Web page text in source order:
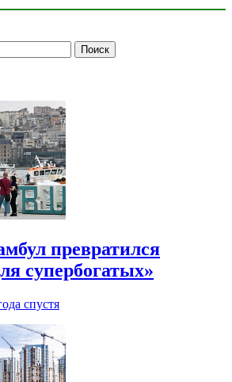
превратился
супербогатых»
спустя